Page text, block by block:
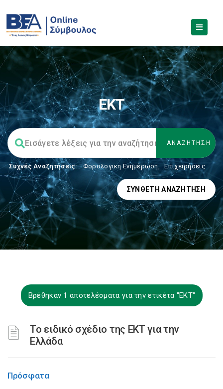
EKT
Συχνές Αναζητήσεις: Φορολογικη Ενημέρωση, Επιχειρήσεις
ΣΎΝΘΕΤΗ ΑΝΑΖΉΤΗΣΗ
Βρέθηκαν 1 αποτελέσματα για την ετικέτα "EKT"
Το ειδικό σχέδιο της ΕΚΤ για την
Ελλάδα
Πρόσφατα